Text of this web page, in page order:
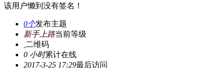
该用户懒到没有签名！
0个发布主题
新手上路当前等级
二维码
0 小时累计在线
2017-3-25 17:29最后访问